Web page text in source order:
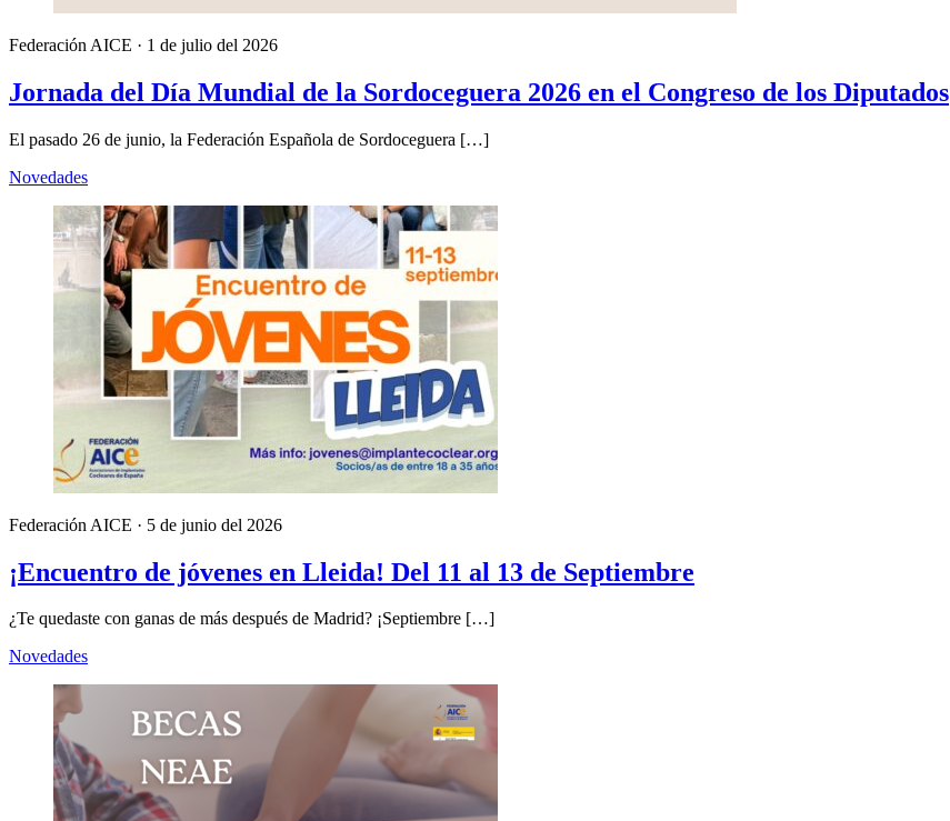
Federación AICE · 1 de julio del 2026
Jornada del Día Mundial de la Sordoceguera 2026 en el Congreso de los Diputados
El pasado 26 de junio, la Federación Española de Sordoceguera […]
Novedades
Federación AICE · 5 de junio del 2026
¡Encuentro de jóvenes en Lleida! Del 11 al 13 de Septiembre
¿Te quedaste con ganas de más después de Madrid? ¡Septiembre […]
Novedades